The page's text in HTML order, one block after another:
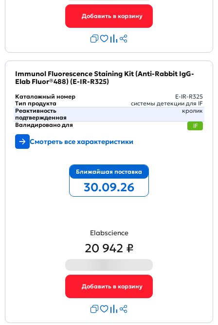
Immunol Fluorescence Staining Kit (Anti-Rabbit IgG-
Elab Fluor®488) (E-IR-R325)
Каталожный номер
E-IR-R325
Тип продукта
системы детекции для IF
Реактивность
подтвержденная
кролик
Валидировано для
IF
Смотреть все характеристики
Ближайшая поставка
30.09.26
Elabscience
20 942 ₽